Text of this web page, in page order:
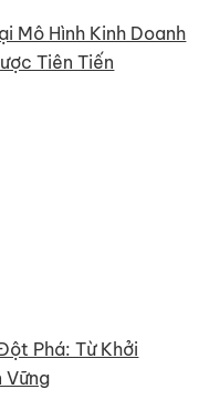
Mô Hình Kinh Doanh
Tiên Tiến
Phá: Từ Khởi
Vững